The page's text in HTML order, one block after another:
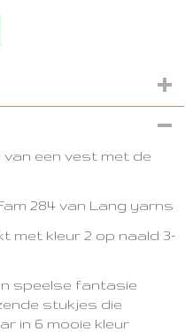
een vest met de
284 van Lang yarns
met kleur 2 op naald 3-
speelse fantasie
stukjes die
in 6 mooie kleur